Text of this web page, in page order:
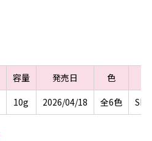
容量 発売日
色
10g 2026/04/18 全6色